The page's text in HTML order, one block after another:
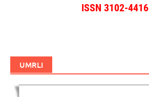
ISSN 3102-4416
UMRLI